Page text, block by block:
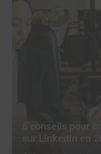
publient sur
2025